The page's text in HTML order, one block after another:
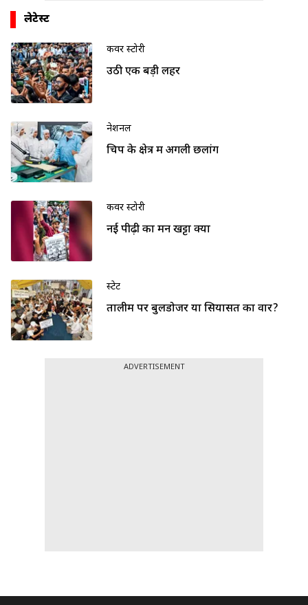
लेटेस्ट
कवर स्टोरी
उठी एक बड़ी लहर
नेशनल
चिप के क्षेत्र में अगली छलांग
कवर स्टोरी
नई पीढ़ी का मन खट्टा क्यों
स्टेट
तालीम पर बुलडोजर या सियासत का वार?
ADVERTISEMENT